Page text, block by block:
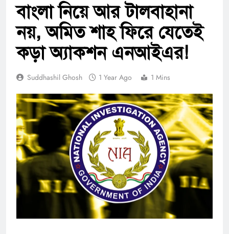
বাংলা নিয়ে আর টালবাহানা
নয়, অমিত শাহ ফিরে যেতেই
কড়া অ্যাকশন এনআইএর!
Suddhashil Ghosh 1 Year Ago 1 Mins